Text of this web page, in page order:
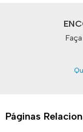
Páginas